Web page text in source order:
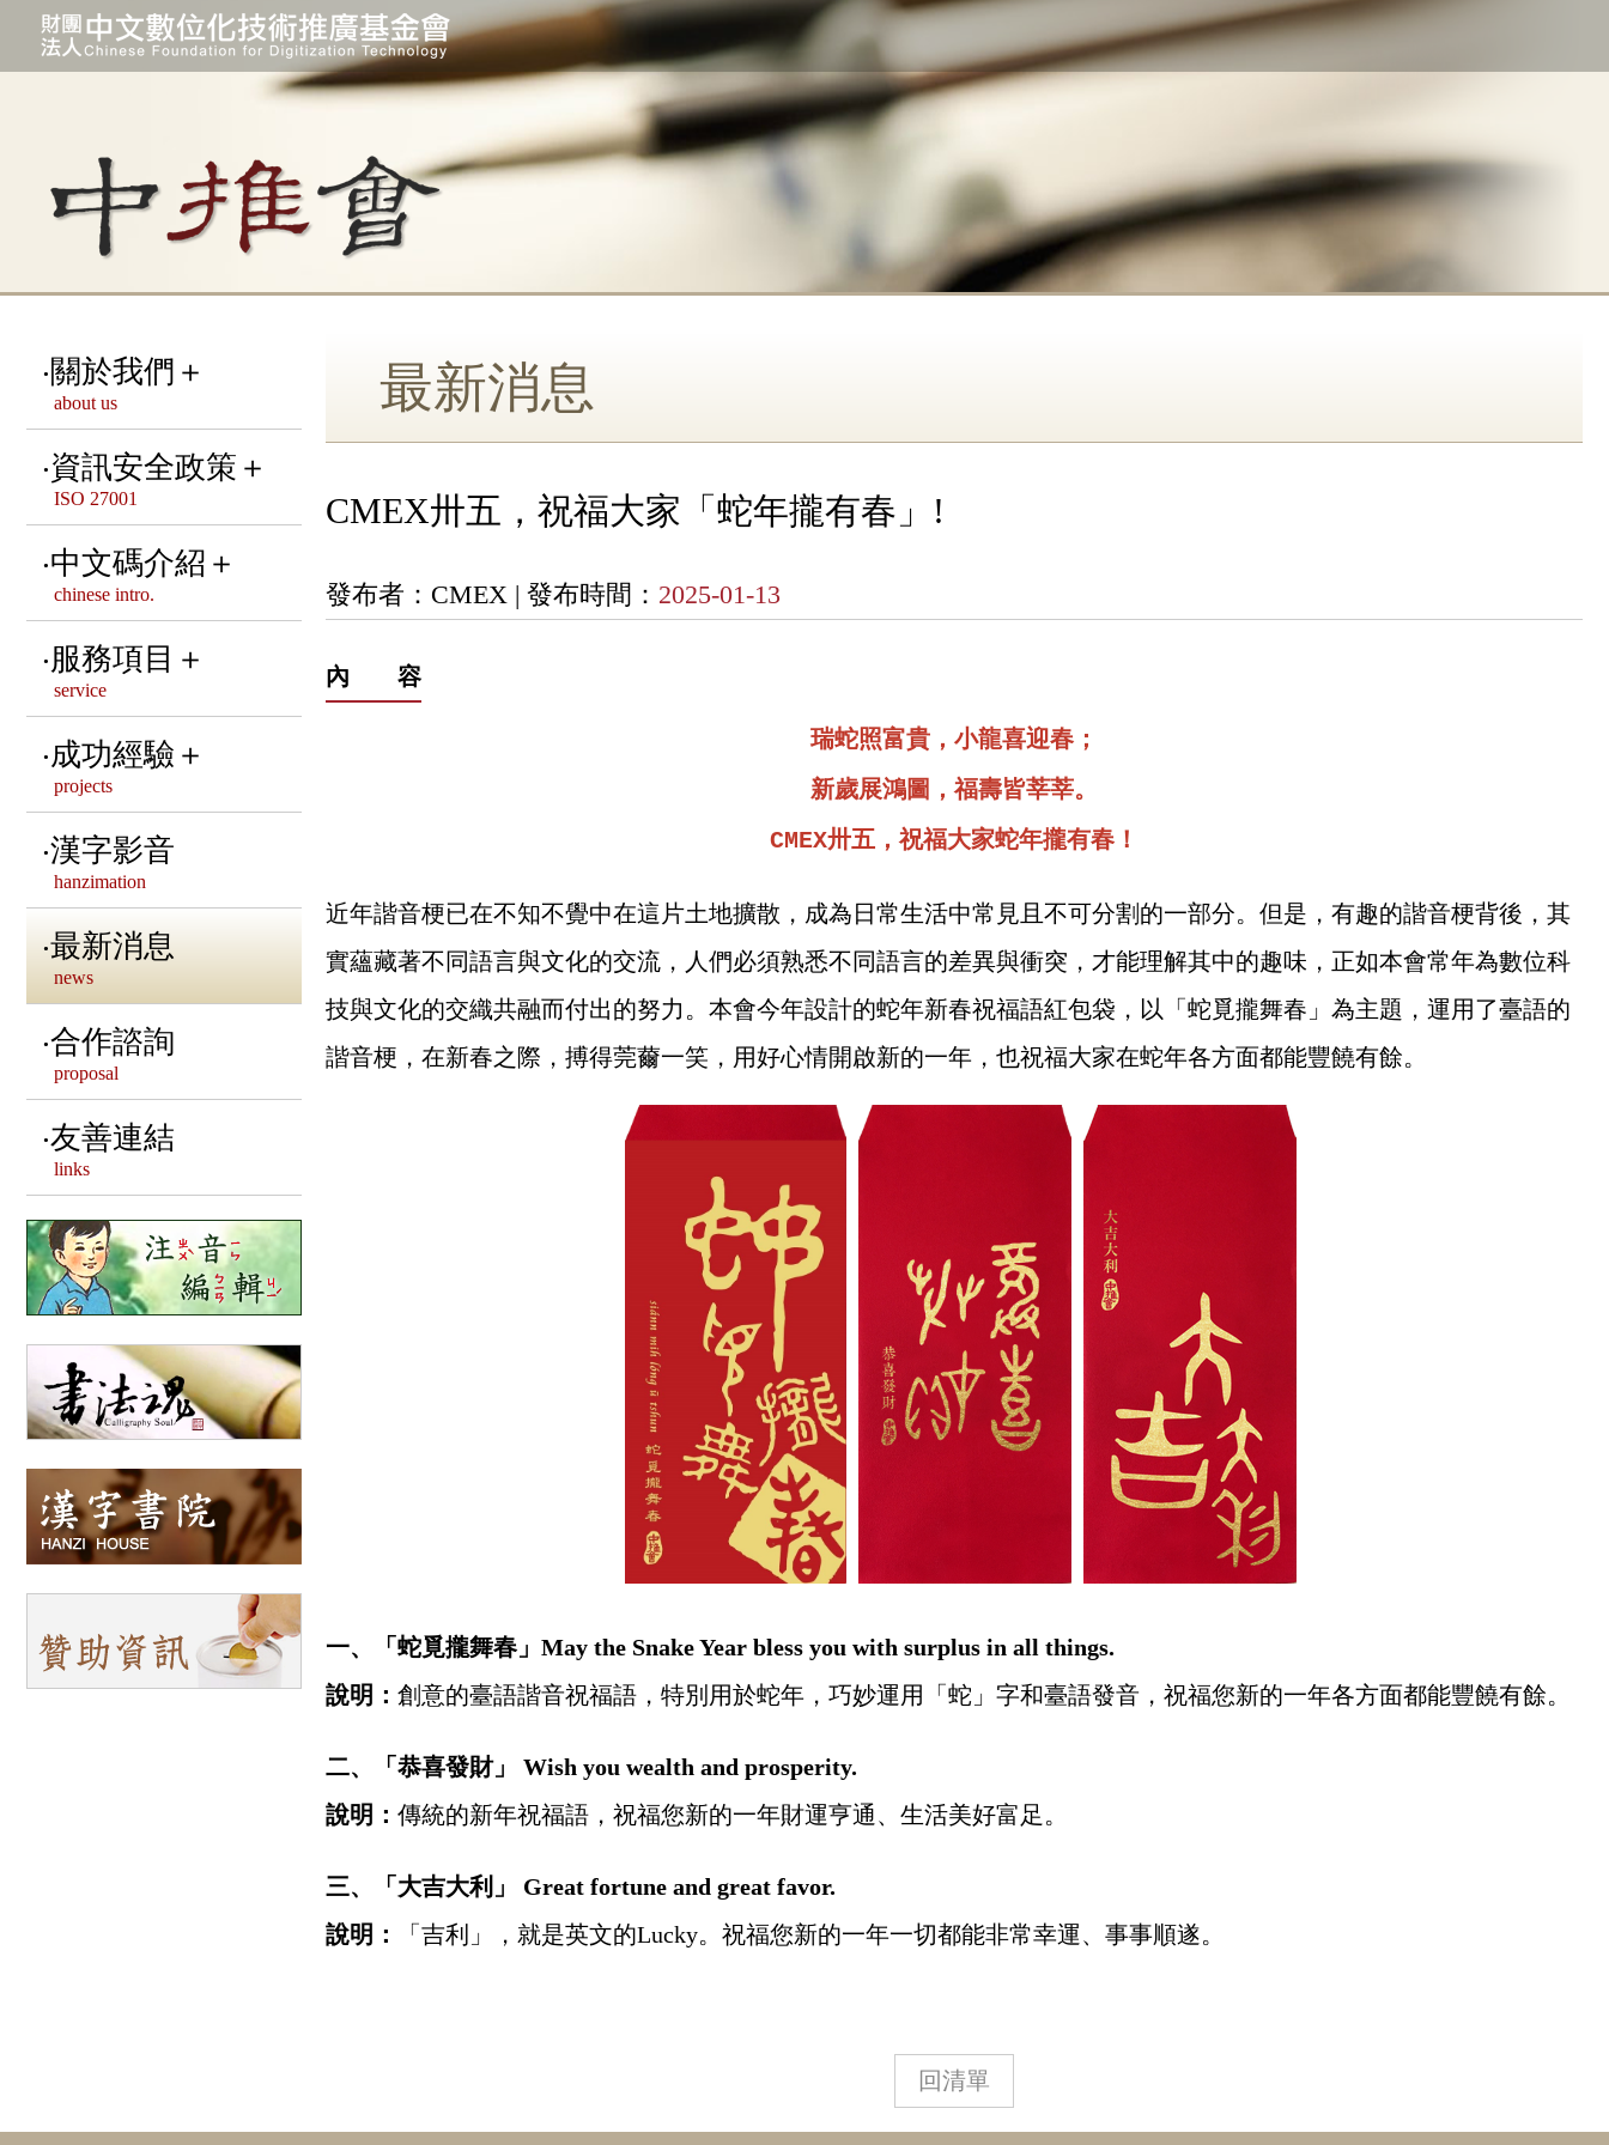
關於我們＋
about us
宗旨 & 緣起
本會組織架構
董事長 & 副董事長 &
秘書長的話
歷屆董事會介紹
第十屆董事會介紹
CMEX 卅五 • 有春
本會法律顧問
聯絡我們
資訊安全政策＋
ISO 27001
資訊安全政策說明
隱私權政策聲明
中文碼介紹＋
chinese intro.
CNS相關中文碼標準
其他重要之CNS標準
國內外中文碼介紹
國際字元編碼組織介紹
標準字型介紹
服務項目＋
service
中文共通標準制定
中文造字管理服務
注音調號數位排版
語文相關系統建置
漢字相關活動推廣
NGO服務
漢字相關客製文創
成功經驗＋
projects
服務客戶
中文網站建置
漢字影音
hanzimation
最新消息
news
合作諮詢
proposal
友善連結
links
最新消息
CMEX卅五，祝福大家「蛇年攏有春」!
發布者：CMEX | 發布時間： 2025-01-13
內 容
瑞蛇照富貴，小龍喜迎春；
新歲展鴻圖，福壽皆莘莘。
CMEX卅五，祝福大家蛇年攏有春！
近年諧音梗已在不知不覺中在這片土地擴散，成為日常生活中常見且不可分割的一部分。但是，有趣的諧音梗背後，其
實蘊藏著不同語言與文化的交流，人們必須熟悉不同語言的差異與衝突，才能理解其中的趣味，正如本會常年為數位科
技與文化的交織共融而付出的努力。本會今年設計的蛇年新春祝福語紅包袋，以「蛇覓攏舞春」為主題，運用了臺語的
諧音梗，在新春之際，搏得莞薾一笑，用好心情開啟新的一年，也祝福大家在蛇年各方面都能豐饒有餘。
一、「蛇覓攏舞春 」May the Snake Year bless you with surplus in all things.
說明： 創意的臺語諧音祝福語，特別用於蛇年，巧妙運用「蛇」字和臺語發音，祝福您新的一年各方面都能豐饒有餘。
二、「恭喜發財」 Wish you wealth and prosperity.
說明： 傳統的新年祝福語，祝福您新的一年財運亨通、生活美好富足。
三、「大吉大利」 Great fortune and great favor.
說明：
「吉利」，就是英文的Lucky。祝福您新的一年一切都能非常幸運、事事順遂。
回清單